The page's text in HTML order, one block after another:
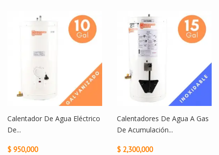
Calentador De Agua Eléctrico
De...
$ 950,000
Calentadores De Agua A Gas
De Acumulación...
$ 2,300,000